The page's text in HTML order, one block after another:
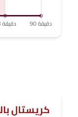
كريستال